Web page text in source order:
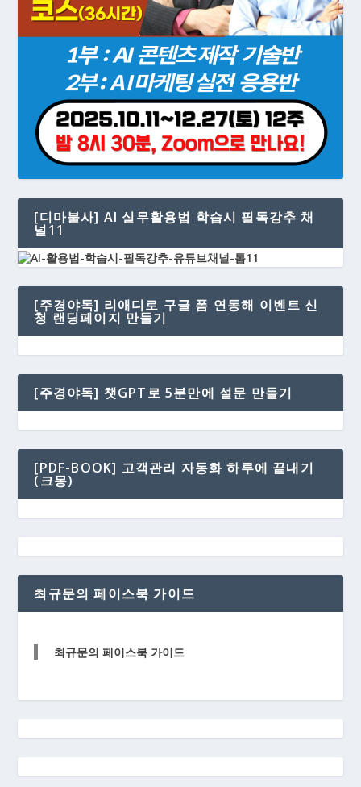
[디마불사] AI 실무활용법 학습시 필독강추 채
널11
[주경야독] 리애디로 구글 폼 연동해 이벤트 신
청 랜딩페이지 만들기
[주경야독] 챗GPT로 5분만에 설문 만들기
[PDF-BOOK] 고객관리 자동화 하루에 끝내기
(크몽)
최규문의 페이스북 가이드
최규문의 페이스북 가이드